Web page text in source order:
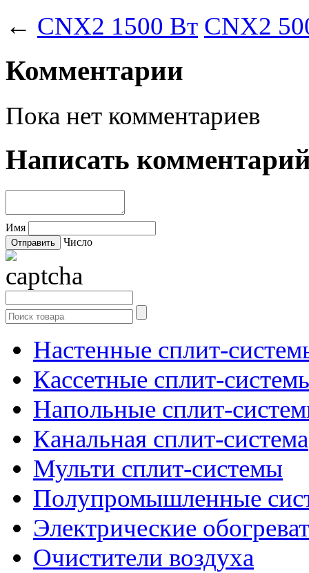
← CNX2 1500 Вт CNX2
Комментарии
Пока нет комментариев
Написать
Имя
Число
Настенные сплит-
Кассетные сплит-
Напольные сплит-
Канальная сплит-система
Мульти сплит-системы
Полупромышленные
Электрические
Очистители воздуха